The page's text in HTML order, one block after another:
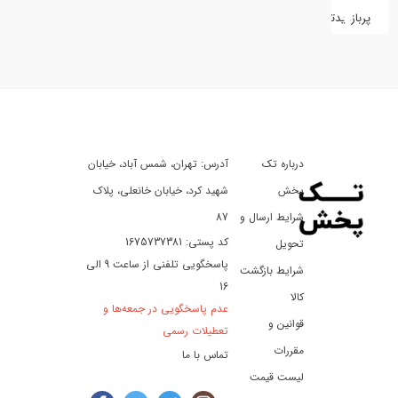
کفش
سفر
تفریح
پربازدیدترین
درباره تک
پخش
شرایط ارسال و
تحویل
شرایط بازگشت
کالا
قوانین و
مقررات
لیست قیمت
آدرس: تهران، شمس آباد، خیابان
شهید کرد، خیابان خانعلی، پلاک
87
کد پستی: 1675737381
پاسخگویی تلفنی از ساعت 9 الی
16
عدم پاسخگویی در جمعه‌ها و
تعطیلات رسمی
تماس با ما